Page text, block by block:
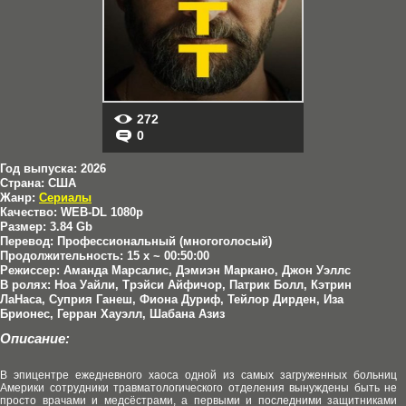
272
0
Год выпуска: 2026
Страна: США
Жанр: Сериалы
Качество: WEB-DL 1080p
Размер: 3.84 Gb
Перевод: Профессиональный (многоголосый)
Продолжительность: 15 x ~ 00:50:00
Режиссер: Аманда Марсалис, Дэмиэн Маркано, Джон Уэллс
В ролях: Ноа Уайли, Трэйси Айфичор, Патрик Болл, Кэтрин
ЛаНаса, Суприя Ганеш, Фиона Дуриф, Тейлор Дирден, Иза
Брионес, Герран Хауэлл, Шабана Азиз
Описание:
В эпицентре ежедневного хаоса одной из самых загруженных больниц
Америки сотрудники травматологического отделения вынуждены быть не
просто врачами и медсёстрами, а первыми и последними защитниками